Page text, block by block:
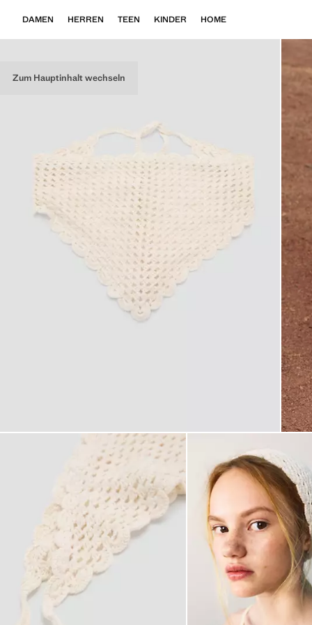
Zum Hauptinhalt wechseln
DAMEN HERREN TEEN KINDER HOME